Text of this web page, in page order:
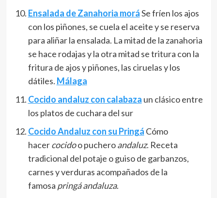
Ensalada de Zanahoria moráSe fríen los ajos
con los piñones, se cuela el aceite y se reserva
para aliñar la ensalada. La mitad de la zanahoria
se hace rodajas y la otra mitad se tritura con la
fritura de ajos y piñones, las ciruelas y los
dátiles. Málaga
Cocido andaluz con calabaza un clásico entre
los platos de cuchara del sur
Cocido Andaluz con su Pringá Cómo
hacercocidoo pucheroandaluz. Receta
tradicional del potaje o guiso de garbanzos,
carnes y verduras acompañados de la
famosa pringá andaluza.